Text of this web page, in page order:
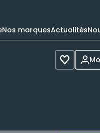
Nos marquesActualités
Voir